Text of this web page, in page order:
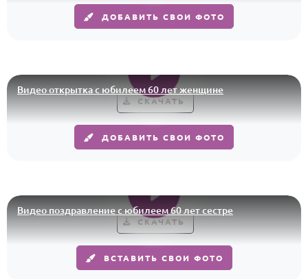
ПЕРСОНАЛЬНЫЕ
Пожелания
По именам
ДОБАВИТЬ СВОИ ФОТО
Видео открытка с юбилеем 60 лет женщине
СКАЧАТЬ
ДОБАВИТЬ СВОИ ФОТО
Видео поздравление с юбилеем 60 лет сестре
СКАЧАТЬ
ВСТАВИТЬ СВОИ ФОТО